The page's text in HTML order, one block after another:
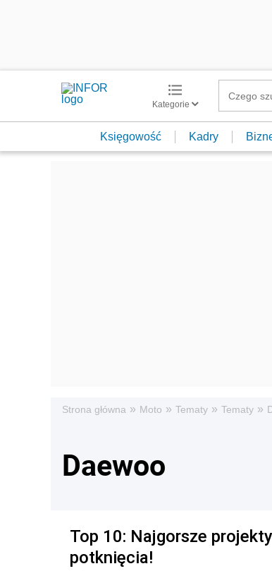
Kategorie
Księgowość Kadry
Strona główna » Moto » Tematy » Tematy »
Daewoo
Top 10: Najgorsze
potknięcia!